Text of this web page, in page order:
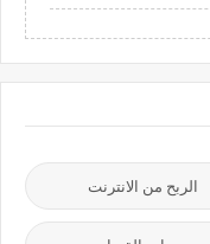
الربح من الانترنت